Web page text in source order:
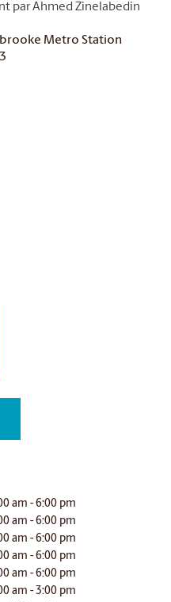
par Ahmed Zinelabedin
Metro Station
am - 6:00 pm
am - 6:00 pm
am - 6:00 pm
am - 6:00 pm
am - 6:00 pm
am - 3:00 pm